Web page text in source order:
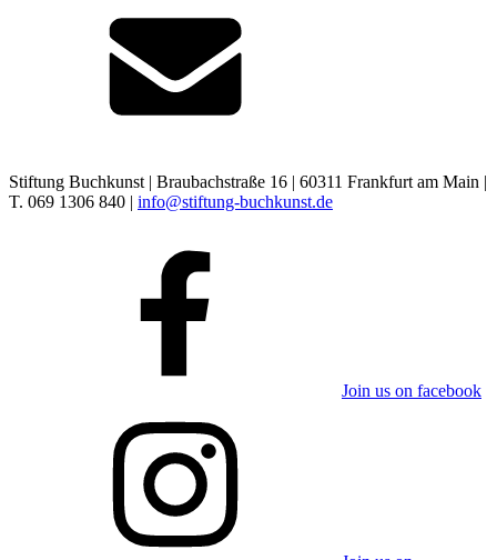
Stiftung Buchkunst | Braubachstraße 16 | 60311 Frankfurt am Main |
T. 069 1306 840 | info@stiftung-buchkunst.de
Join us on facebook